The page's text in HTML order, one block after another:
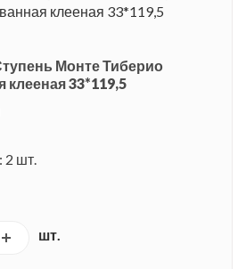
Монте Тиберио
клееная 33*119,5
2 шт.
шт.